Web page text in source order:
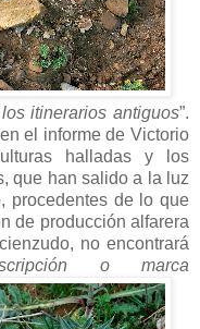
itinerarios antiguos”.
el informe de Victorio
halladas y los
que han salido a la luz
procedentes de lo que
de producción alfarera
no encontrará
o marca